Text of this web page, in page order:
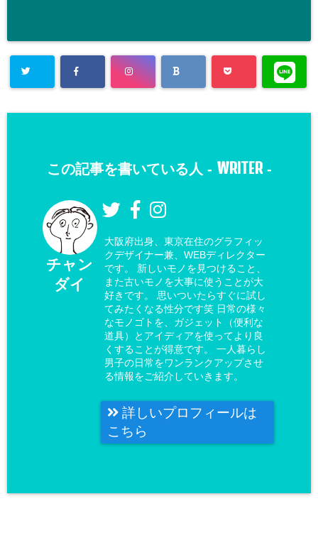
この記事を書いている人 - WRITER-
チャン
ダイ
大阪府出身、東京在住のグラフィッ
クデザイナー兼、WEBディレクター
です。 新しいモノを見つけること、
また古いモノを大事に使うことが大
好きです。 思いついたらすぐに試し
てみたくなる性分です笑 日常の様々
なモノゴトを、ガジェット（便利な
道具）とアイディアを使ってより良
くすることが得意です。 一人暮らし
男子の日常をワンランクアップさせ
る情報をご紹介していきます。
詳しいプロフィールは
こちら